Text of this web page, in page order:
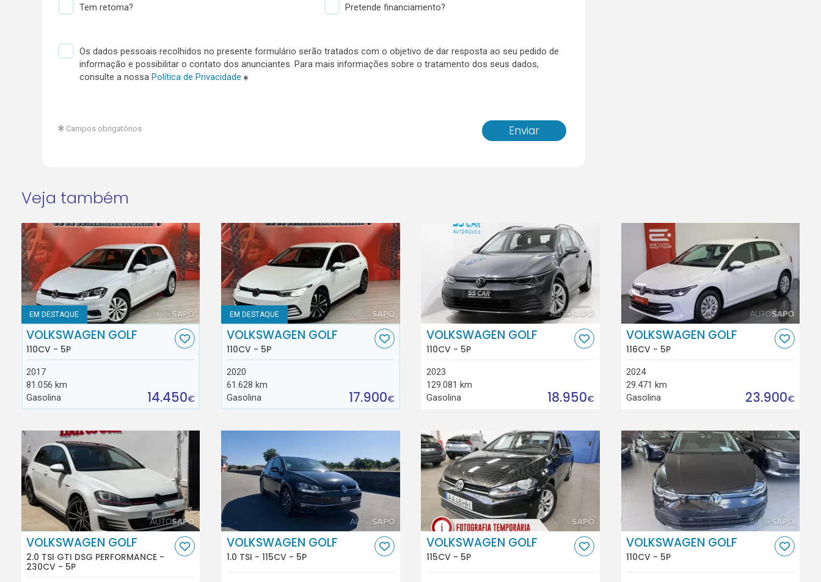
Tem retoma? Pretende financiamento?
Os dados pessoais recolhidos no presente formulário serão tratados com o objetivo de dar resposta ao seu pedido de
informação e possibilitar o contato dos anunciantes. Para mais informações sobre o tratamento dos seus dados,
consulte a nossa Política de Privacidade
Enviar
Campos obrigatórios
Veja também
EM DESTAQUE
VOLKSWAGEN GOLF
110CV - 5P
2017
81.056 km
Gasolina
14.450€
EM DESTAQUE
VOLKSWAGEN GOLF
110CV - 5P
2020
61.628 km
Gasolina
17.900€
VOLKSWAGEN GOLF
110CV - 5P
2023
129.081 km
Gasolina
18.950€
VOLKSWAGEN GOLF
116CV - 5P
2024
29.471 km
Gasolina
23.900€
VOLKSWAGEN GOLF
2.0 TSI GTI DSG PERFORMANCE -
230CV - 5P
VOLKSWAGEN GOLF
1.0 TSI - 115CV - 5P
VOLKSWAGEN GOLF
115CV - 5P
VOLKSWAGEN GOLF
110CV - 5P